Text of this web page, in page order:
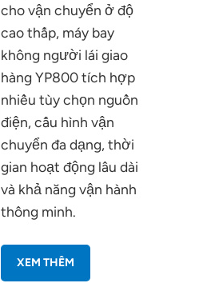
cho vận chuyển ở độ
cao thấp, máy bay
không người lái giao
hàng YP800 tích hợp
nhiều tùy chọn nguồn
điện, cấu hình vận
chuyển đa dạng, thời
gian hoạt động lâu dài
và khả năng vận hành
thông minh.
XEM THÊM